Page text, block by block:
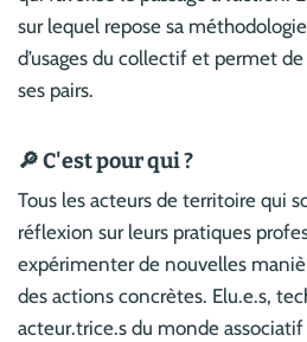
sur lequel repose sa méthodologie
d’usages du collectif et permet
ses pairs.
🔎 C'est pour qui ?
Tous les acteurs de territoire qui
réflexion sur leurs pratiques
expérimenter de nouvelles
des actions concrètes. Elu.e.s,
acteur.trice.s du monde